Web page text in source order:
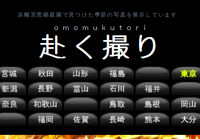
浜離宮恩賜庭園で見つけた季節の写真を展示しています